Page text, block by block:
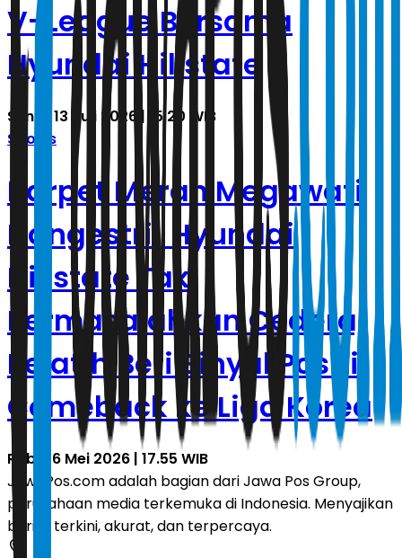
V-League Bersama
Hyundai Hillstate
Senin, 13 Juli 2026 | 15.20 WIB
Sports
Karpet Merah Megawati
Hangestri! Hyundai
Hillstate Tak
Permasalahkan Cedera,
Pelatih Beri Sinyal Positif
Comeback ke Liga Korea
Rabu, 6 Mei 2026 | 17.55 WIB
JawaPos.com adalah bagian dari Jawa Pos Group,
perusahaan media terkemuka di Indonesia. Menyajikan
berita terkini, akurat, dan terpercaya.